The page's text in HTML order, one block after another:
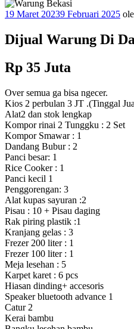
Diposkan
19 Maret 20239 Februari 2025
Dijual Warung Di
Rp 35 Juta
Over semua ga bisa ngecer.
Kios 2 perbulan 3 JT .(Tinggal
Alat2 dan stok lengkap
Kompor rinai 2 Tunggku : 2 Set
Kompor Smawar : 1
Dandang Bubur : 2
Panci besar: 1
Rice Cooker : 1
Panci kecil 1
Penggorengan: 3
Alat kupas sayuran :2
Pisau : 10 + Pisau daging
Rak piring plastik :1
Kranjang gelas : 3
Frezer 200 liter : 1
Frezer 100 liter : 1
Meja lesehan : 5
Karpet karet : 6 pcs
Hiasan dinding+ accesoris
Speaker bluetooth advance 1
Catur 2
Kerai bambu